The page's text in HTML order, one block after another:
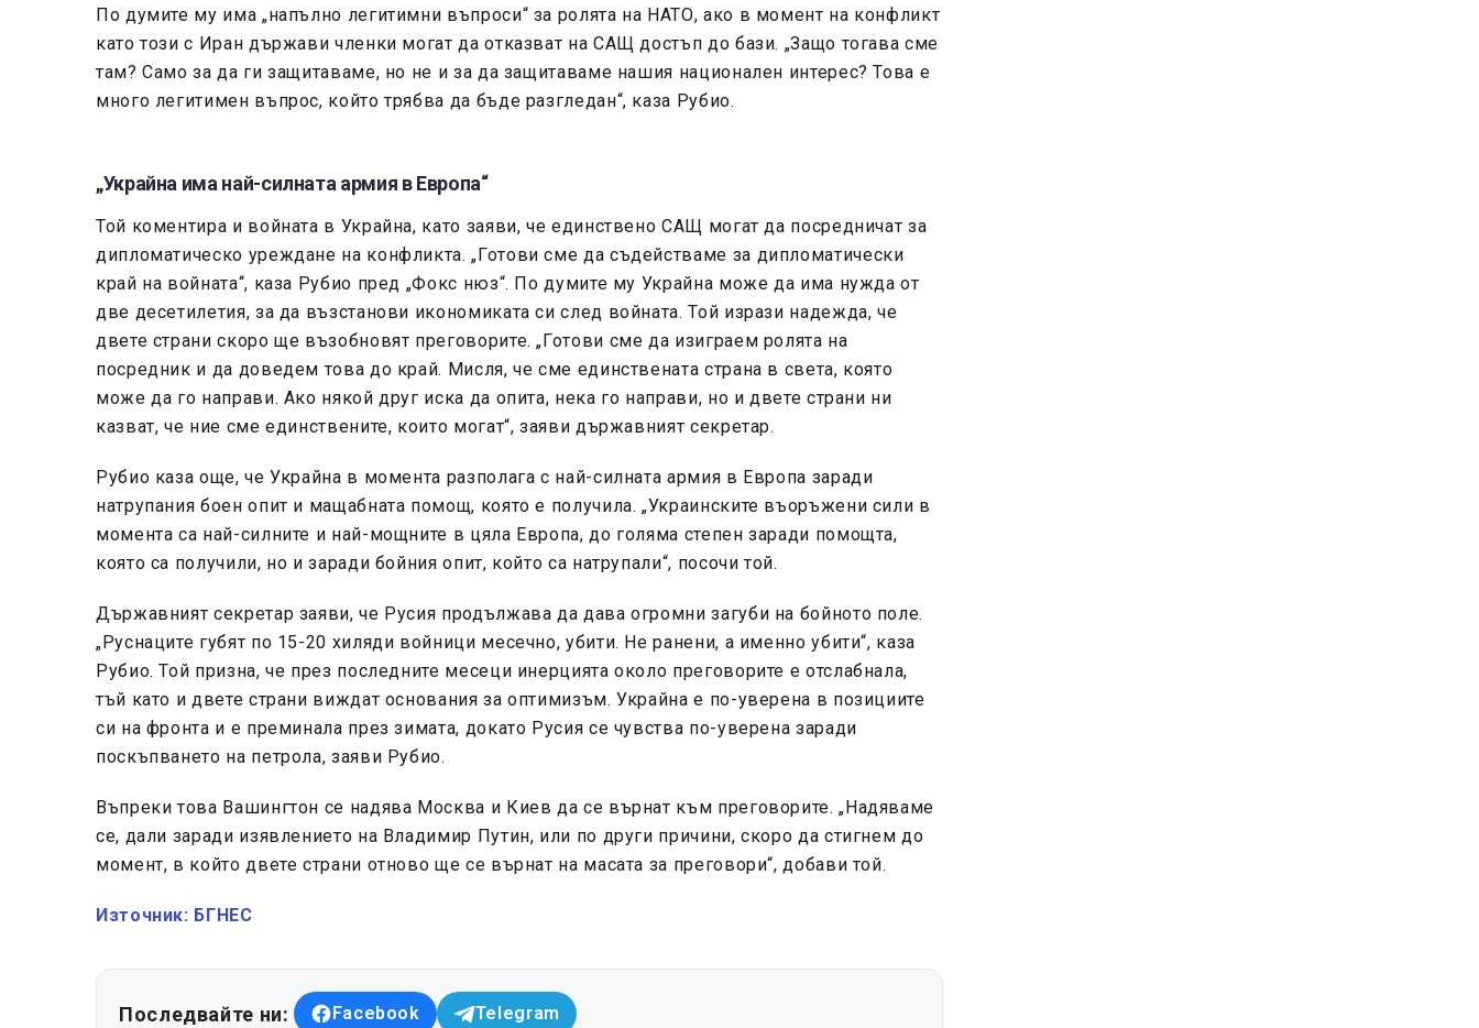
По думите му има „напълно легитимни въпроси“ за ролята на НАТО, ако в момент на конфликт
като този с Иран държави членки могат да отказват на САЩ достъп до бази. „Защо тогава сме
там? Само за да ги защитаваме, но не и за да защитаваме нашия национален интерес? Това е
много легитимен въпрос, който трябва да бъде разгледан“, каза Рубио.
„Украйна има най-силната армия в Европа“
Той коментира и войната в Украйна, като заяви, че единствено САЩ могат да посредничат за
дипломатическо уреждане на конфликта. „Готови сме да съдействаме за дипломатически
край на войната“, каза Рубио пред „Фокс нюз“. По думите му Украйна може да има нужда от
две десетилетия, за да възстанови икономиката си след войната. Той изрази надежда, че
двете страни скоро ще възобновят преговорите. „Готови сме да изиграем ролята на
посредник и да доведем това до край. Мисля, че сме единствената страна в света, която
може да го направи. Ако някой друг иска да опита, нека го направи, но и двете страни ни
казват, че ние сме единствените, които могат“, заяви държавният секретар.
Рубио каза още, че Украйна в момента разполага с най-силната армия в Европа заради
натрупания боен опит и мащабната помощ, която е получила. „Украинските въоръжени сили в
момента са най-силните и най-мощните в цяла Европа, до голяма степен заради помощта,
която са получили, но и заради бойния опит, който са натрупали“, посочи той.
Държавният секретар заяви, че Русия продължава да дава огромни загуби на бойното поле.
„Руснаците губят по 15-20 хиляди войници месечно, убити. Не ранени, а именно убити“, каза
Рубио. Той призна, че през последните месеци инерцията около преговорите е отслабнала,
тъй като и двете страни виждат основания за оптимизъм. Украйна е по-уверена в позициите
си на фронта и е преминала през зимата, докато Русия се чувства по-уверена заради
поскъпването на петрола, заяви Рубио.
Въпреки това Вашингтон се надява Москва и Киев да се върнат към преговорите. „Надяваме
се, дали заради изявлението на Владимир Путин, или по други причини, скоро да стигнем до
момент, в който двете страни отново ще се върнат на масата за преговори“, добави той.
Източник: БГНЕС
Последвайте ни: Facebook Telegram